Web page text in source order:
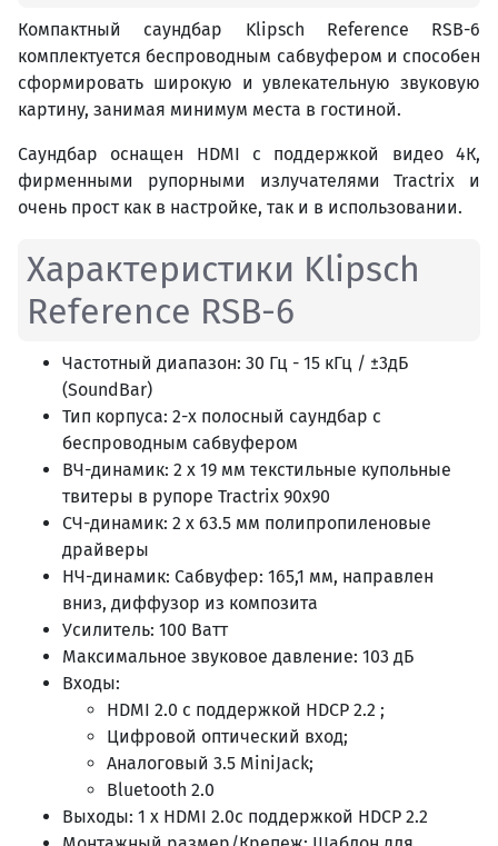
Компактный саундбар Klipsch Reference RSB-6
комплектуется беспроводным сабвуфером и способен
сформировать широкую и увлекательную звуковую
картину, занимая минимум места в гостиной.
Саундбар оснащен HDMI с поддержкой видео 4К,
фирменными рупорными излучателями Tractrix и
очень прост как в настройке, так и в использовании.
Характеристики Klipsch
Reference RSB-6
Частотный диапазон: 30 Гц - 15 кГц / ±3дБ
(SoundBar)
Тип корпуса: 2-х полосный саундбар с
беспроводным сабвуфером
ВЧ-динамик: 2 х 19 мм текстильные купольные
твитеры в рупоре Tractrix 90x90
СЧ-динамик: 2 х 63.5 мм полипропиленовые
драйверы
НЧ-динамик: Сабвуфер: 165,1 мм, направлен
вниз, диффузор из композита
Усилитель: 100 Ватт
Максимальное звуковое давление: 103 дБ
Входы:
HDMI 2.0 с поддержкой HDCP 2.2 ;
Цифровой оптический вход;
Аналоговый 3.5 MiniJack;
Bluetooth 2.0
Выходы: 1 x HDMI 2.0с поддержкой HDCP 2.2